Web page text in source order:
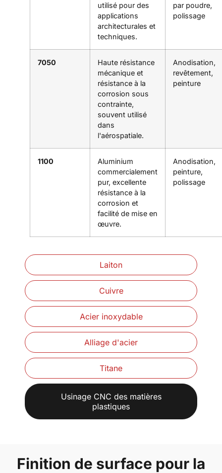
Usinage CNC des matières
plastiques
Laiton
Cuivre
Acier inoxydable
Alliage d'acier
Titane
utilisé pour des
applications
architecturales et
techniques.
par poudre,
polissage
7050
Haute résistance
mécanique et
résistance à la
corrosion sous
contrainte,
souvent utilisé
dans
l'aérospatiale.
Anodisation,
revêtement,
peinture
1100
Aluminium
commercialement
pur, excellente
résistance à la
corrosion et
facilité de mise en
œuvre.
Anodisation,
peinture,
polissage
Finition de surface pour la